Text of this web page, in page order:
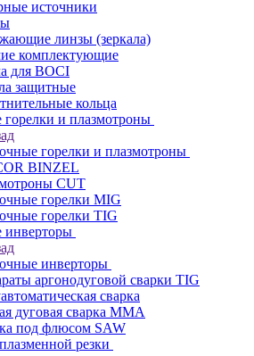
источники
линзы (зеркала)
комплектующие
для BOCI
защитные
кольца
и плазмотроны
горелки и плазмотроны
BINZEL
CUT
горелки MIG
горелки TIG
инверторы
инверторы
аргонодуговой сварки TIG
сварка
дуговая сварка MMA
под флюсом SAW
резки